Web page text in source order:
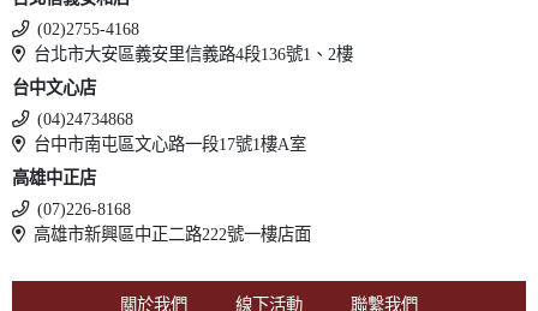
(02)2755-4168
台北市大安區義安里信義路4段136號1、2樓
台中文心店
(04)24734868
台中市南屯區文心路一段17號1樓A室
高雄中正店
(07)226-8168
高雄市新興區中正二路222號一樓店面
關於我們 線下活動 聯繫我們